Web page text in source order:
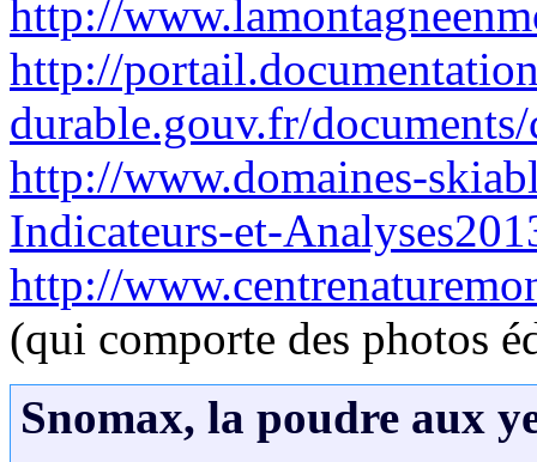
http://
http://
durable.gouv.fr/
http://www.domaines-
Indicateurs-et-
http://
(qui comporte des photos
Snomax, la poudre aux